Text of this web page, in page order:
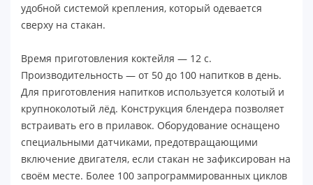
удобной системой крепления, который одевается
сверху на стакан.
Время приготовления коктейля ― 12 с.
Производительность ― от 50 до 100 напитков в день.
Для приготовления напитков используется колотый и
крупноколотый лёд. Конструкция блендера позволяет
встраивать его в прилавок. Оборудование оснащено
специальными датчиками, предотвращающими
включение двигателя, если стакан не зафиксирован на
своём месте. Более 100 запрограммированных циклов